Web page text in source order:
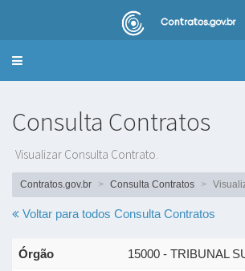
Alternar
Consulta Contratos
Visualizar Consulta Contrato.
Contratos.gov.br Consulta Contratos
Voltar para todos Consulta Contratos
Órgão 15000 - TRIBUNAL